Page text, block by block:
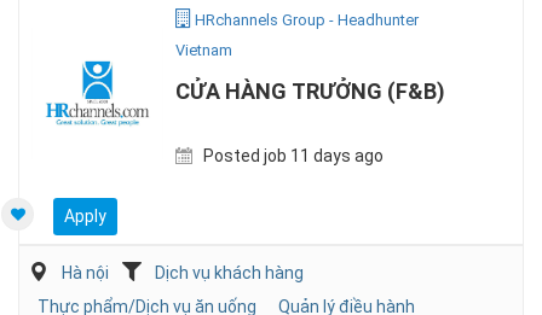
HRchannels Group - Headhunter
Vietnam
CỬA HÀNG TRƯỞNG (F&B)
Posted job 11 days ago
Apply
Hà nội
Dịch vụ khách hàng
Thực phẩm/Dịch vụ ăn uống
Quản lý điều hành